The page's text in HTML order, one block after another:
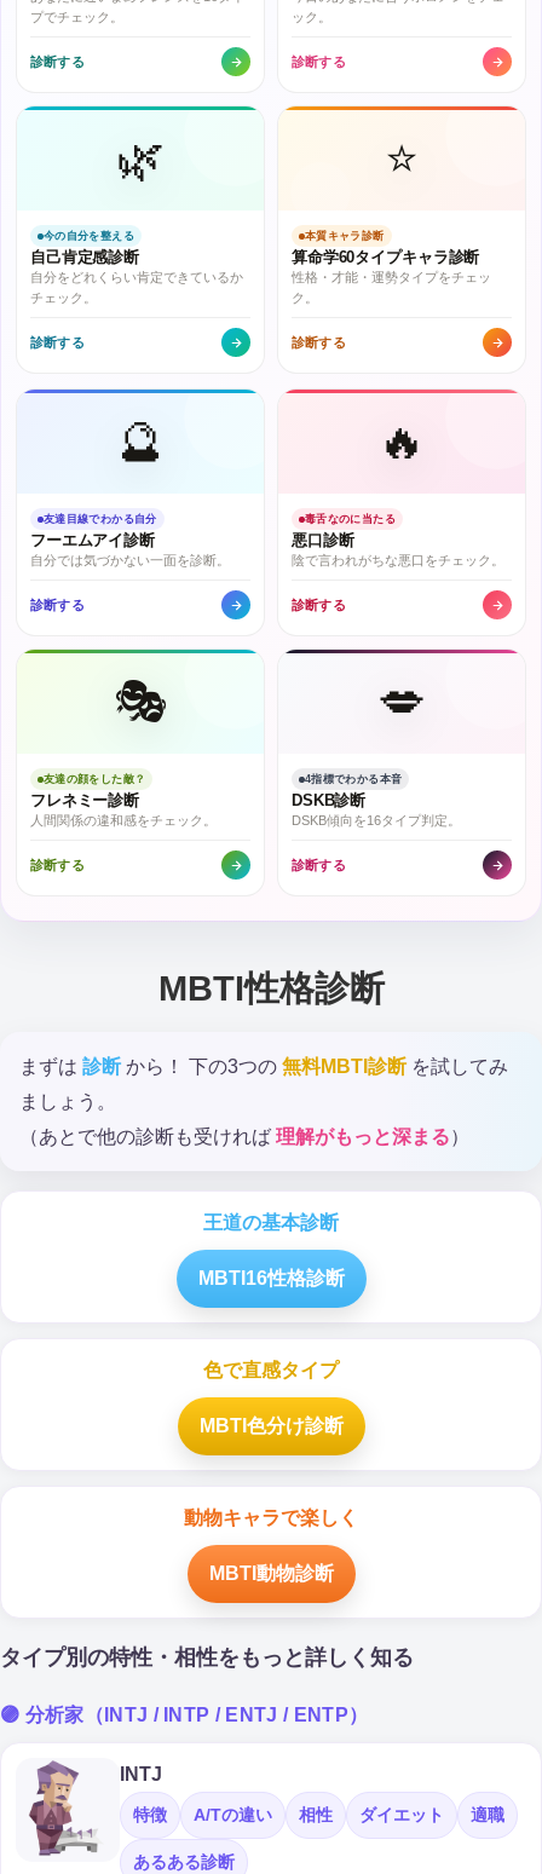
プでチェック。
診断する
ック。
診断する
🌿
今の自分を整える
自己肯定感診断
自分をどれくらい肯定できているか
チェック。
診断する
⭐
本質キャラ診断
算命学60タイプキャラ診断
性格・才能・運勢タイプをチェッ
ク。
診断する
🔮
友達目線でわかる自分
フーエムアイ診断
自分では気づかない一面を診断。
診断する
🔥
毒舌なのに当たる
悪口診断
陰で言われがちな悪口をチェック。
診断する
🎭
友達の顔をした敵？
フレネミー診断
人間関係の違和感をチェック。
診断する
💋
4指標でわかる本音
DSKB診断
DSKB傾向を16タイプ判定。
診断する
MBTI性格診断
まずは 診断 から！ 下の3つの 無料MBTI診断を試してみ
ましょう。
（あとで他の診断も受ければ 理解がもっと深まる）
王道の基本診断
MBTI16性格診断
色で直感タイプ
MBTI色分け診断
動物キャラで楽しく
MBTI動物診断
タイプ別の特性・相性をもっと詳しく知る
🟣 分析家（INTJ / INTP / ENTJ / ENTP）
INTJ
特徴 A/Tの違い 相性 ダイエット 適職
あるある診断